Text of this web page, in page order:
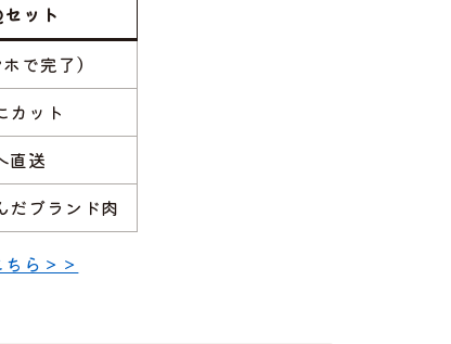
ット
で完了）
カット
直送
だブランド肉
ら＞＞